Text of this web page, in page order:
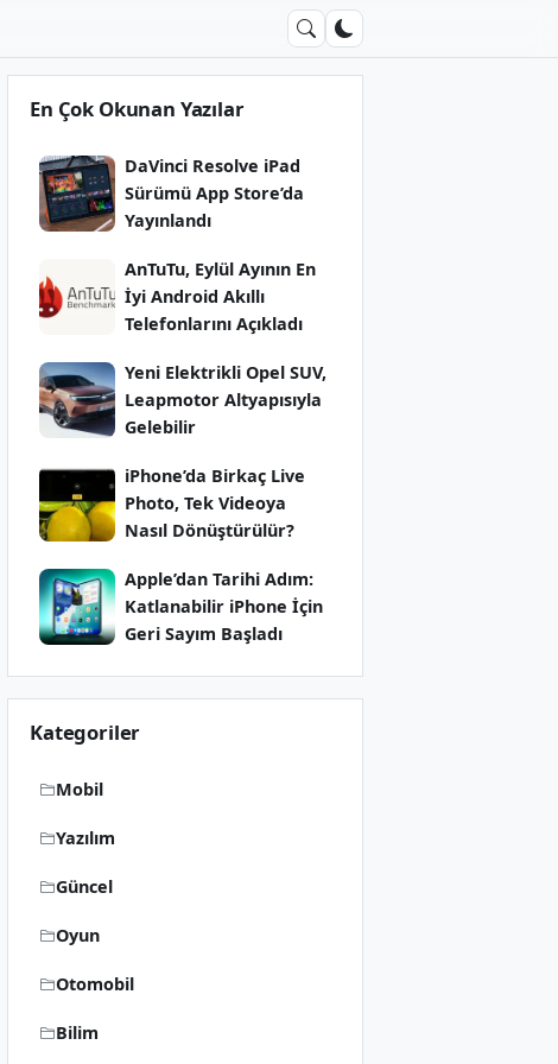
En Çok Okunan Yazılar
DaVinci Resolve iPad
Sürümü App Store’da
Yayınlandı
AnTuTu, Eylül Ayının En
İyi Android Akıllı
Telefonlarını Açıkladı
Yeni Elektrikli Opel SUV,
Leapmotor Altyapısıyla
Gelebilir
iPhone’da Birkaç Live
Photo, Tek Videoya
Nasıl Dönüştürülür?
Apple’dan Tarihi Adım:
Katlanabilir iPhone İçin
Geri Sayım Başladı
Kategoriler
Mobil
Yazılım
Güncel
Oyun
Otomobil
Bilim